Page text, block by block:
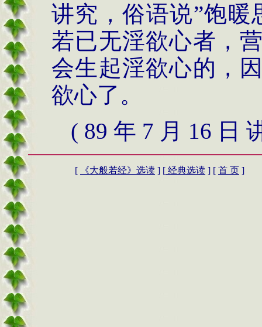
讲究，俗语说”饱暖
若已无淫欲心者，
会生起淫欲心的，
欲心了。
( 89 年 7 月 16 日
[ 《大般若经》 选读 ] [ 经典选读 ] [ 首 页 ]